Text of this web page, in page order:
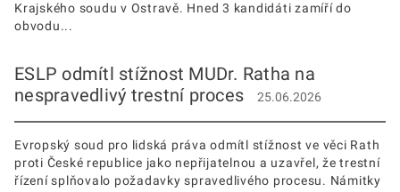
Krajského soudu v Ostravě. Hned 3 kandidáti zamíří do
obvodu...
ESLP odmítl stížnost MUDr. Ratha na
nespravedlivý trestní proces
25.06.2026
Evropský soud pro lidská práva odmítl stížnost ve věci Rath
proti České republice jako nepřijatelnou a uzavřel, že trestní
řízení splňovalo požadavky spravedlivého procesu. Námitky